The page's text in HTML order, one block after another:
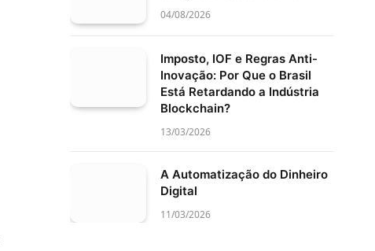
04/08/2026
Imposto, IOF e Regras Anti-
Inovação: Por Que o Brasil
Está Retardando a Indústria
Blockchain?
13/03/2026
A Automatização do Dinheiro
Digital
11/03/2026